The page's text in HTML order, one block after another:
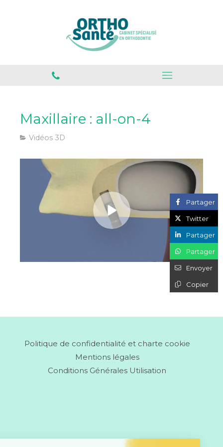
Maxillaire : all-on-4
Vidéos 3D
Partager
Twitter
Partager
Partager
Envoyer
Copier
Politique de confidentialité et charte cookie
Mentions légales
Conditions Générales Utilisation